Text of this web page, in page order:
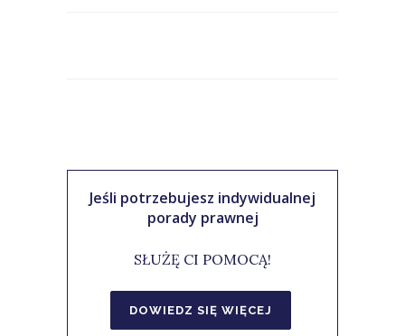
Jeśli potrzebujesz indywidualnej
porady prawnej
SŁUŻĘ CI POMOCĄ!